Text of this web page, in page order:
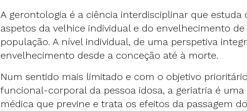
A gerontologia é a ciência interdisciplinar que estuda
aspetos da velhice individual e do envelhecimento
população. A nível individual, de uma perspetiva
envelhecimento desde a conceção até à morte.
Num sentido mais limitado e com o objetivo
funcional-corporal da pessoa idosa, a geriatria é uma
médica que previne e trata os efeitos da passagem